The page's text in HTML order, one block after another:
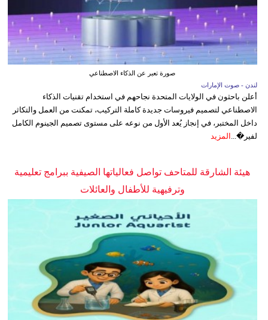
صورة تعبر عن الذكاء الاصطناعي
لندن - صوت الإمارات
أعلن باحثون في الولايات المتحدة نجاحهم في استخدام تقنيات الذكاء
الاصطناعي لتصميم فيروسات جديدة كاملة التركيب، تمكنت من العمل والتكاثر
داخل المختبر، في إنجاز يُعد الأول من نوعه على مستوى تصميم الجينوم الكامل
لفير�...
المزيد
هيئة الشارقة للمتاحف تواصل فعالياتها الصيفية ببرامج تعليمية
وترفيهية للأطفال والعائلات